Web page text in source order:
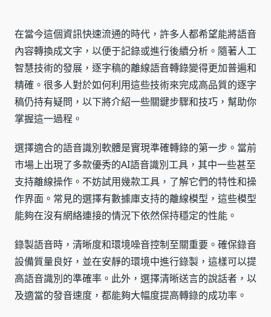
在當今這個資訊快速流通的時代，許多人都希望能將語音
內容轉換成文字，以便于記錄或進行後續分析。隨著人工
智慧技術的發展，逐字稿的離線語音轉錄變得更加普遍和
精確。很多人對於如何利用這些技術來完成高品質的逐字
稿仍持有疑問，以下將介紹一些關鍵步驟和技巧，幫助你
掌握這一過程。
選擇適合的語音識別軟體是實現準確轉錄的第一步。當前
市場上出現了多款優秀的AI語音識別工具，其中一些甚至
支持離線操作。不妨試用幾款工具，了解它們的特性和操
作界面。常見的選擇有數據庫支持的離線模型，這些模型
能夠在沒有網絡連接的情況下依然保持穩定的性能。
錄製語音時，清晰度和環境噪音控制至關重要。確保錄音
設備質量良好，並在安靜的環境中進行錄製，這樣可以提
高語音識別的準確率。此外，選擇清晰送言的說話者，以
及適當的發音速度，都能夠大幅度提高轉錄的成功率。